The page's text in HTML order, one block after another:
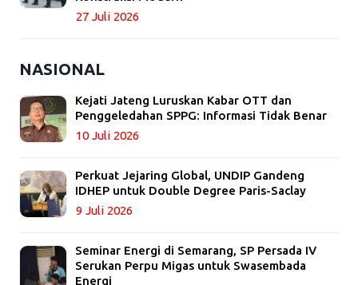
27 Juli 2026
NASIONAL
Kejati Jateng Luruskan Kabar OTT dan
Penggeledahan SPPG: Informasi Tidak Benar
10 Juli 2026
Perkuat Jejaring Global, UNDIP Gandeng
IDHEP untuk Double Degree Paris-Saclay
9 Juli 2026
Seminar Energi di Semarang, SP Persada IV
Serukan Perpu Migas untuk Swasembada
Energi